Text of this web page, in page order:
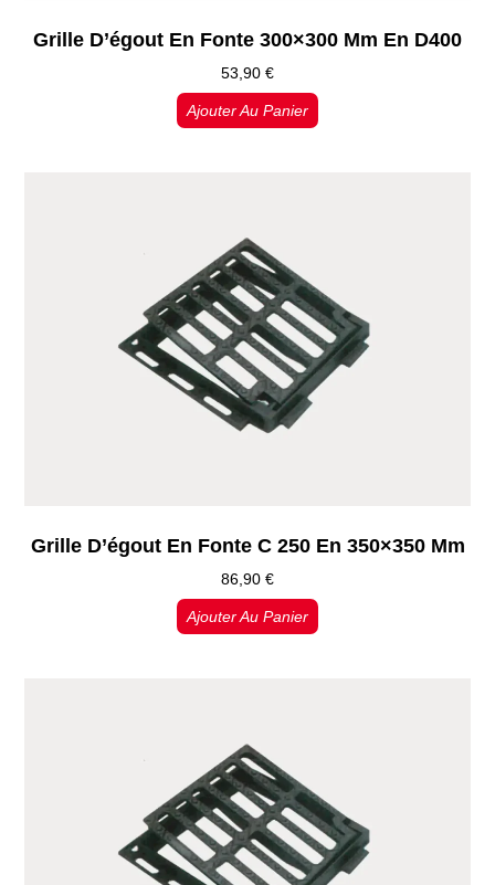
Grille D’égout En Fonte 300×300 Mm En D400
53,90 €
Ajouter Au Panier
Grille D’égout En Fonte C 250 En 350×350 Mm
86,90 €
Ajouter Au Panier